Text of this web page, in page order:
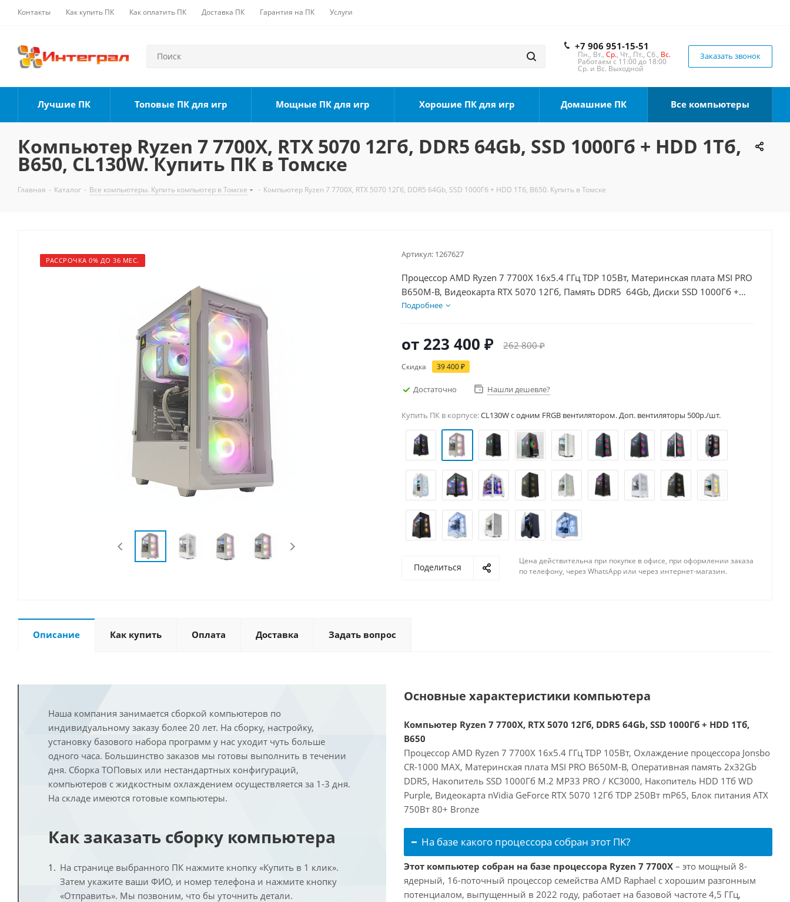
Контакты Как купить ПК Как оплатить ПК Доставка ПК Гарантия на ПК Услуги
+7 906 951-15-51
Пн., Вт., Ср., Чт., Пт., Сб., Вс.
Работаем с 11:00 до 18:00
Ср. и Вс. Выходной
Заказать звонок
Лучшие ПК Топовые ПК для игр Мощные ПК для игр Хорошие ПК для игр Домашние ПК Все компьютеры
Компьютер Ryzen 7 7700X, RTX 5070 12Гб, DDR5 64Gb, SSD 1000Гб + HDD 1Тб,
B650, CL130W. Купить ПК в Томске
Главная - Каталог - Все компьютеры. Купить компьютер в Томске - Компьютер Ryzen 7 7700X, RTX 5070 12Гб, DDR5 64Gb, SSD 1000Гб + HDD 1Тб, B650. Купить в Томске
РАССРОЧКА 0% ДО 36 МЕС.
Артикул: 1267627
Процессор AMD Ryzen 7 7700X 16x5.4 ГГц TDP 105Вт, Материнская плата MSI PRO
B650M-B, Видеокарта RTX 5070 12Гб, Память DDR5 64Gb, Диски SSD 1000Гб +
HDD 1Тб, БП 750Вт
Подробнее
от 223 400 ₽ 262 800 ₽
Скидка 39 400 ₽
Достаточно Нашли дешевле?
Купить ПК в корпусе:CL130W c одним FRGB вентилятором. Доп. вентиляторы 500р./шт.
Поделиться
Цена действительна при покупке в офисе, при оформлении заказа
по телефону, через WhatsApp или через интернет-магазин.
Описание Как купить Оплата Доставка Задать вопрос
Наша компания занимается сборкой компьютеров по
индивидуальному заказу более 20 лет. На сборку, настройку,
установку базового набора программ у нас уходит чуть больше
одного часа. Большинство заказов мы готовы выполнить в течении
дня. Сборка ТОПовых или нестандартных конфигураций,
компьютеров с жидкостным охлаждением осуществляется за 1-3 дня.
На складе имеются готовые компьютеры.
Как заказать сборку компьютера
На странице выбранного ПК нажмите кнопку «Купить в 1 клик».
Затем укажите ваши ФИО, и номер телефона и нажмите кнопку
«Отправить». Мы позвоним, что бы уточнить детали.
Основные характеристики компьютера
Компьютер Ryzen 7 7700X, RTX 5070 12Гб, DDR5 64Gb, SSD 1000Гб + HDD 1Тб,
B650
Процессор AMD Ryzen 7 7700X 16x5.4 ГГц TDP 105Вт, Охлаждение процессора Jonsbo
CR-1000 MAX, Материнская плата MSI PRO B650M-B, Оперативная память 2x32Gb
DDR5, Накопитель SSD 1000Гб M.2 MP33 PRO / KC3000, Накопитель HDD 1Тб WD
Purple, Видеокарта nVidia GeForce RTX 5070 12Гб TDP 250Вт mP65, Блок питания ATX
750Вт 80+ Bronze
На базе какого процессора собран этот ПК?
Этот компьютер собран на базе процессора Ryzen 7 7700X – это мощный 8-
ядерный, 16-поточный процессор семейства AMD Raphael с хорошим разгонным
потенциалом, выпущенный в 2022 году, работает на базовой частоте 4,5 ГГц,